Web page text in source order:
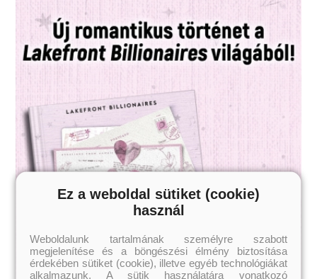
Ez a weboldal sütiket (cookie)
használ
Weboldalunk tartalmának személyre szabott
megjelenítése és a böngészési élmény biztosítása
érdekében sütiket (cookie), illetve egyéb technológiákat
alkalmazunk. A sütik használatára vonatkozó